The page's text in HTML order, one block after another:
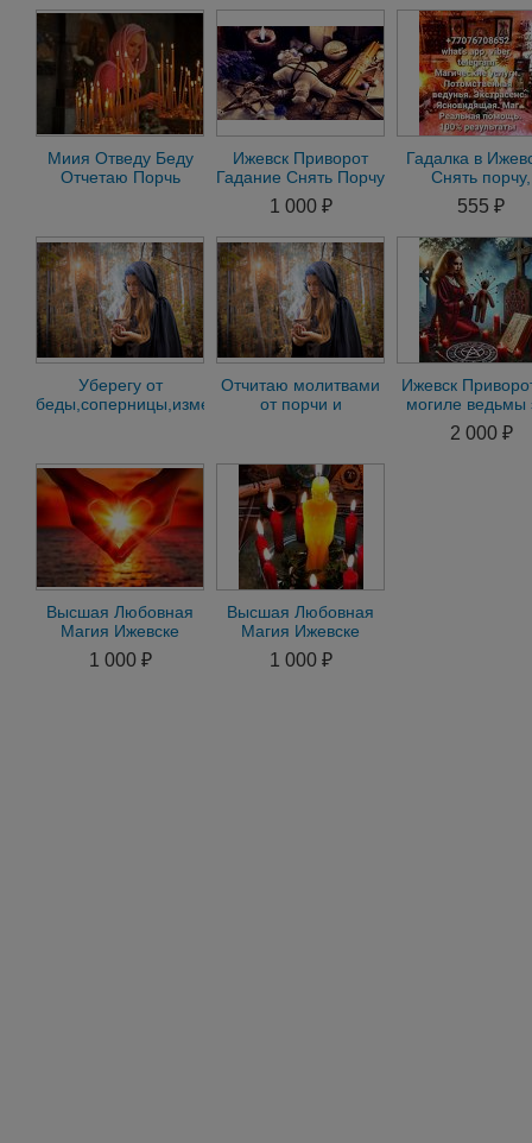
Миия Отведу Беду
Отчетаю Порчь
Ижевск Приворот
Гадание Снять Порчу
Остуда Рассорка
Присушка Привязка
1 000 ₽
Гадалка в
Снять порчу,
Экстрасенс,
Магические
Приворот
555 ₽
Уберегу от
беды,соперницы,измен.
Отчитаю молитвами
от порчи и
Ижевск
могиле ведьмы
древний
любовь
2 000 ₽
Высшая Любовная
Магия Ижевске
Приворот Ижевске
Вернуть Мужа Жену
1 000 ₽
Высшая Любовная
Магия Ижевске
Приворот Ижевске
Вернуть Мужа Жену
1 000 ₽